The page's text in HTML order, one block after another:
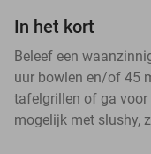
In het kort
Beleef een
uur bowlen en/of 45
tafelgrillen of ga voor
mogelijk met slushy,